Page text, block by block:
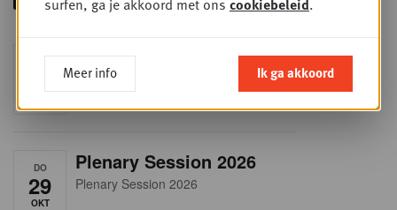
RET-TALK
CEO ONLY
DO
29
OKT
Plenary Session 2026
Plenary Session 2026
Meer info Ik ga akkoord